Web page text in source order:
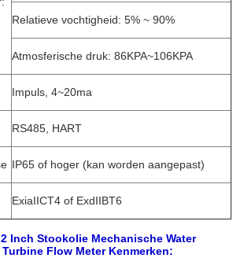
Relatieve vochtigheid: 5% ~ 90%
Atmosferische druk: 86KPA~106KPA
Impuls, 4~20ma
RS485, HART
IP65 of hoger (kan worden aangepast)
ExiaΙΙCT4 of ExdΙΙBT6
Inch Stookolie Mechanische Water
Flow Meter Kenmerken: